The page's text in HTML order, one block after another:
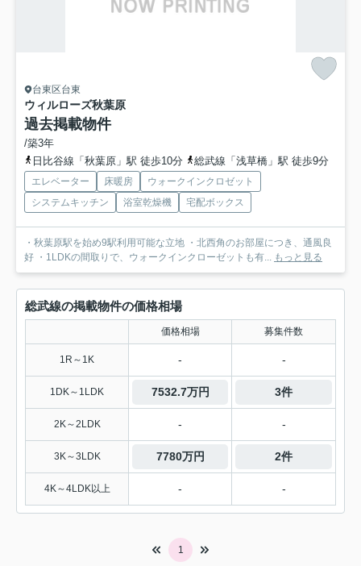
台東区台東
ウィルローズ秋葉原
過去掲載物件
/築3年
日比谷線「秋葉原」駅 徒歩10分
総武線「浅草橋」駅 徒歩9分
エレベーター 床暖房
ウォークインクロゼット
システムキッチン
浴室乾燥機 宅配ボックス
・秋葉原駅を始め9駅利用可能な立地 ・北西角のお部屋につき、通風良
好 ・1LDKの間取りで、ウォークインクローゼットも有... もっと見る
総武線の掲載物件の価格相場
価格相場 募集件数
1R～1K - -
1DK～1LDK 7532.7万円 3件
2K～2LDK - -
3K～3LDK 7780万円 2件
4K～4LDK以上 - -
1